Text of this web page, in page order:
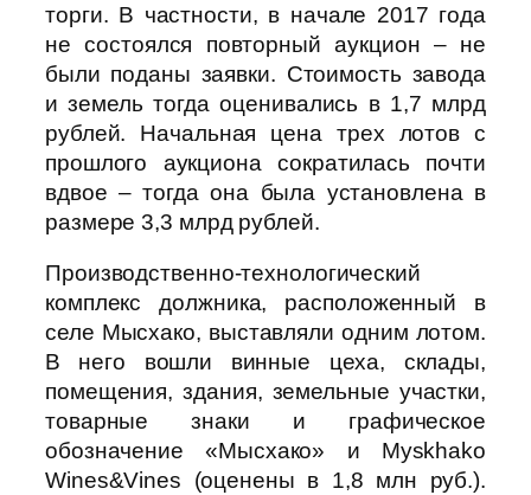
торги. В частности, в начале 2017 года
не состоялся повторный аукцион – не
были поданы заявки. Стоимость завода
и земель тогда оценивались в 1,7 млрд
рублей. Начальная цена трех лотов с
прошлого аукциона сократилась почти
вдвое – тогда она была установлена в
размере 3,3 млрд рублей.
Производственно-технологический
комплекс должника, расположенный в
селе Мысхако, выставляли одним лотом.
В него вошли винные цеха, склады,
помещения, здания, земельные участки,
товарные знаки и графическое
обозначение «Мысхако» и Myskhako
Wines&Vines (оценены в 1,8 млн руб.).